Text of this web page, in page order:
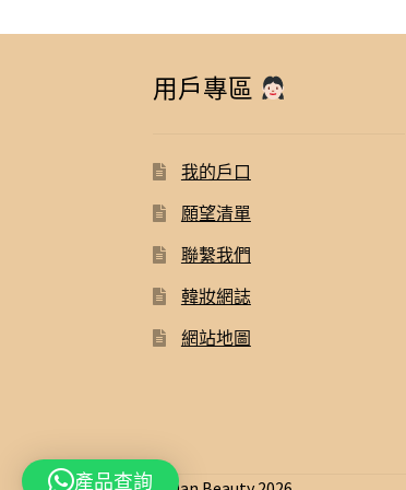
用戶專區
我的戶口
願望清單
聯繫我們
韓妝網誌
網站地圖
產品查詢